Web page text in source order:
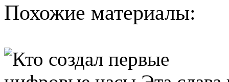
Похожие материалы: